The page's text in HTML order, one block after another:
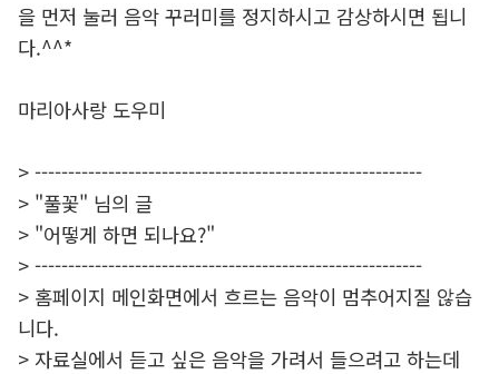
을 먼저 눌러 음악 꾸러미를 정지하시고 감상하시면 됩니
다.^^*
마리아사랑 도우미
> ----------------------------------------------------------
> "풀꽃" 님의 글
> "어떻게 하면 되나요?"
> ----------------------------------------------------------
> 홈페이지 메인화면에서 흐르는 음악이 멈추어지질 않습
니다.
> 자료실에서 듣고 싶은 음악을 가려서 들으려고 하는데